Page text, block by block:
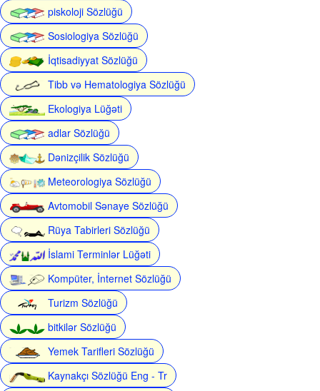
piskoloji Sözlüğü
Sosiologiya Sözlüğü
İqtisadiyyat Sözlüğü
Tibb və Hematologiya Sözlüğü
Ekologiya Lüğəti
adlar Sözlüğü
Dənizçilik Sözlüğü
Meteorologiya Sözlüğü
Avtomobil Sənaye Sözlüğü
Rüya Tabirleri Sözlüğü
İslami Terminlər Lüğəti
Kompüter, İnternet Sözlüğü
Turizm Sözlüğü
bitkilər Sözlüğü
Yemek Tarifleri Sözlüğü
Kaynakçı Sözlüğü Eng - Tr